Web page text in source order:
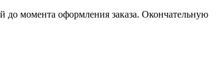
до момента оформления заказа. Окончательную